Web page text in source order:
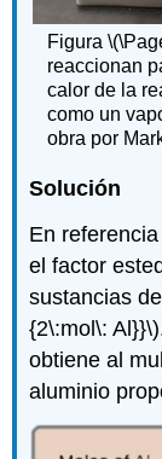
Figura
reaccionan
calor de la
como un
obra por
Solución
En
el factor
sustancias
{2\:mol\:
obtiene al
aluminio